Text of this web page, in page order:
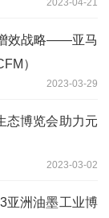
效战略——亚马
）
2023-03-29
态博览会助力元
2023-03-02
亚洲油墨工业博